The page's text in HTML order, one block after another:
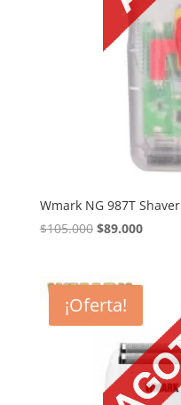
Wmark NG 987T
$105.000 El
era:
$105.000.
$89.000El
es:
¡Oferta!